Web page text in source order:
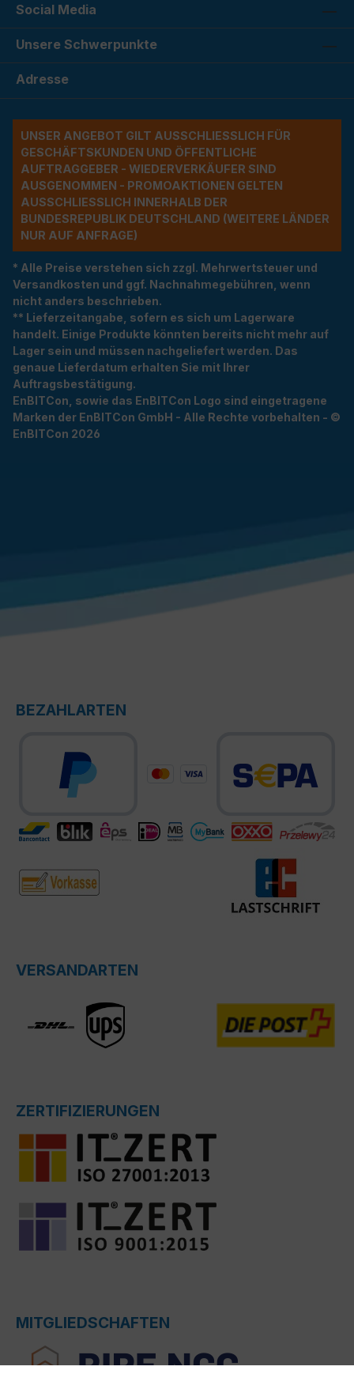
Social Media
Unsere Schwerpunkte
Adresse
UNSER ANGEBOT GILT AUSSCHLIESSLICH FÜR G
ESCHÄFTSKUNDEN UND ÖFFENTLICHE A
UFTRAGGEBER - WIEDERVERKÄUFER SIND A
USGENOMMEN - PROMOAKTIONEN GELTEN A
USSCHLIESSLICH INNERHALB DER BU
NDESREPUBLIK DEUTSCHLAND (WEITERE LÄNDER NU
R AUF ANFRAGE)
* Alle Preise verstehen sich zzgl. Mehrwertsteuer und
Versandkosten und ggf. Nachnahmegebühren, wenn
nicht anders beschrieben.
** Lieferzeitangabe, sofern es sich um Lagerware
handelt. Einige Produkte könnten bereits nicht mehr auf
Lager sein und müssen nachgeliefert werden. Das
genaue Lieferdatum erhalten Sie mit Ihrer
Auftragsbestätigung.
EnBITCon, sowie das EnBITCon Logo sind eingetragene
Marken der EnBITCon GmbH - Alle Rechte vorbehalten - ©
EnBITCon 2026
BEZAHLARTEN
VERSANDARTEN
ZERTIFIZIERUNGEN
MITGLIEDSCHAFTEN